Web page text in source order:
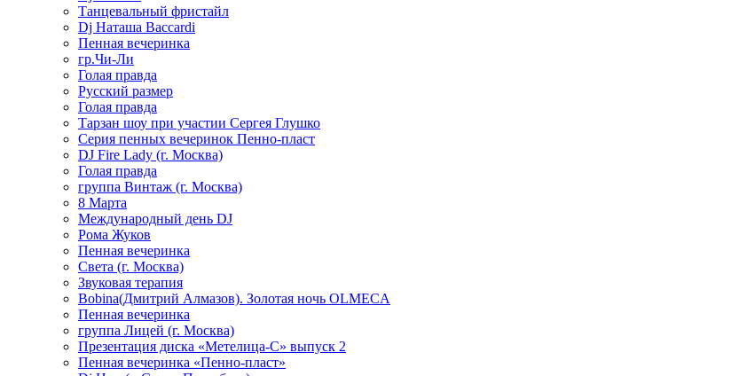
Танцевальный фристайл
Dj Наташа Baccardi
Пенная вечеринка
гр.Чи-Ли
Голая правда
Русский размер
Голая правда
Тарзан шоу при участии Сергея Глушко
Серия пенных вечеринок Пенно-пласт
DJ Fire Lady (г. Москва)
Голая правда
группа Винтаж (г. Москва)
8 Марта
Международный день DJ
Рома Жуков
Пенная вечеринка
Света (г. Москва)
Звуковая терапия
Bobina(Дмитрий Алмазов). Золотая ночь OLMECA
Пенная вечеринка
группа Лицей (г. Москва)
Презентация диска «Метелица-С» выпуск 2
Пенная вечеринка «Пенно-пласт»